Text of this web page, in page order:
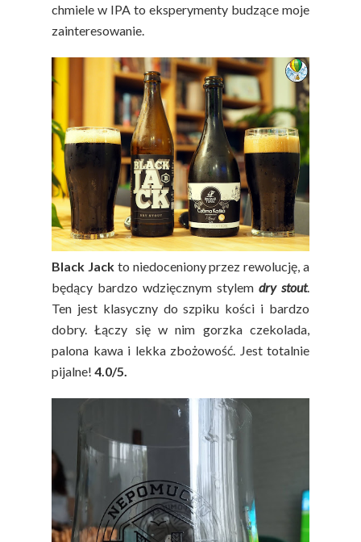
chmiele w IPA to eksperymenty budzące moje
zainteresowanie.
Black Jack to niedoceniony przez rewolucję, a
będący bardzo wdzięcznym stylem dry stout.
Ten jest klasyczny do szpiku kości i bardzo
dobry. Łączy się w nim gorzka czekolada,
palona kawa i lekka zbożowość. Jest totalnie
pijalne! 4.0/5.